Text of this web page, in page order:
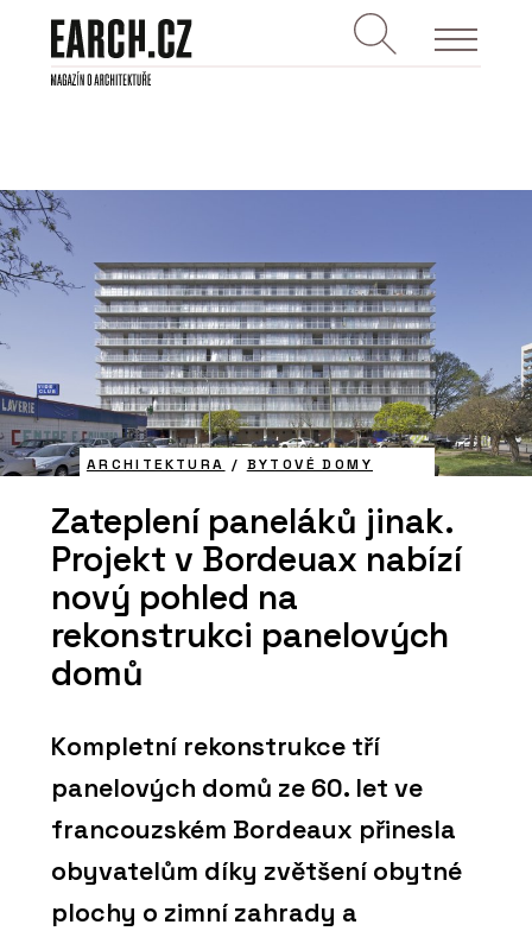
ARCHITEKTURA / BYTOVÉ DOMY
Zateplení paneláků jinak.
Projekt v Bordeuax nabízí
nový pohled na
rekonstrukci panelových
domů
Kompletní rekonstrukce tří
panelových domů ze 60. let ve
francouzském Bordeaux přinesla
obyvatelům díky zvětšení obytné
plochy o zimní zahrady a